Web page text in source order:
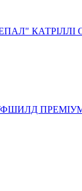
КАТРІЛЛІ